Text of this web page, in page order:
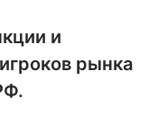
и
рынка